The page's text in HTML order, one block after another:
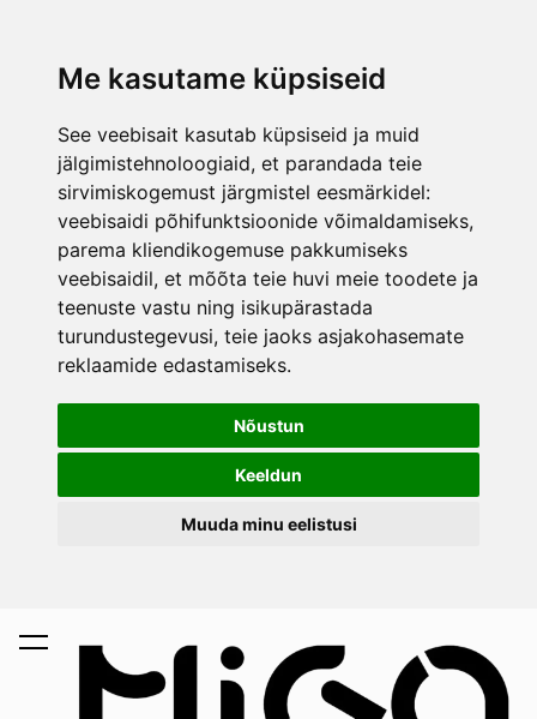
Me kasutame küpsiseid
See veebisait kasutab küpsiseid ja muid
jälgimistehnoloogiaid, et parandada teie
sirvimiskogemust järgmistel eesmärkidel:
veebisaidi põhifunktsioonide võimaldamiseks,
parema kliendikogemuse pakkumiseks
veebisaidil, et mõõta teie huvi meie toodete ja
teenuste vastu ning isikupärastada
turundustegevusi, teie jaoks asjakohasemate
reklaamide edastamiseks.
Nõustun
Keeldun
Muuda minu eelistusi